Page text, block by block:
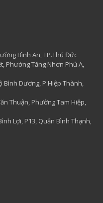
Bình An, TP.Thủ Đức
Phường Tăng Nhơn Phú A,
Dương, P.Hiệp Thành,
Thuận, Phường Tam Hiệp,
Lợi, P13, Quận Bình Thạnh,